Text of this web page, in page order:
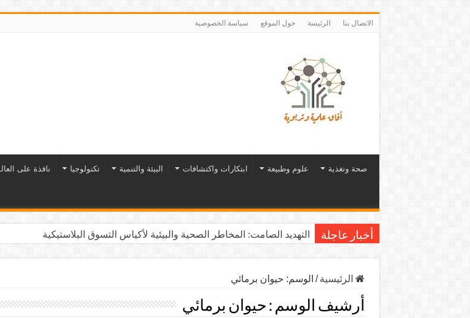
الاتصال بنا الرئيسة حول الموقع سياسة الخصوصية
صحة وتغذية علوم وطبيعة ابتكارات واكتشافات البيئة والتنمية تكنولوجيا نافذة على
أخبار عاجلة التهديد الصامت: المخاطر الصحية والبيئية لأكياس التسوق البلاستيكية
الرئيسية / الوسم: حيوان برمائي
أرشيف الوسم : حيوان برمائي